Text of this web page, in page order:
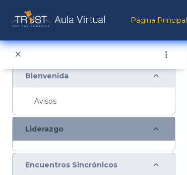
Página Principal
Menú del curso
Bienvenida Colapsar
Avisos
Liderazgo Colapsar
Encuentros Sincrónicos Colapsar